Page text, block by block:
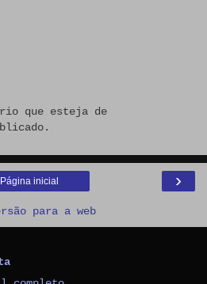
que esteja de
›
Página inicial
para a web